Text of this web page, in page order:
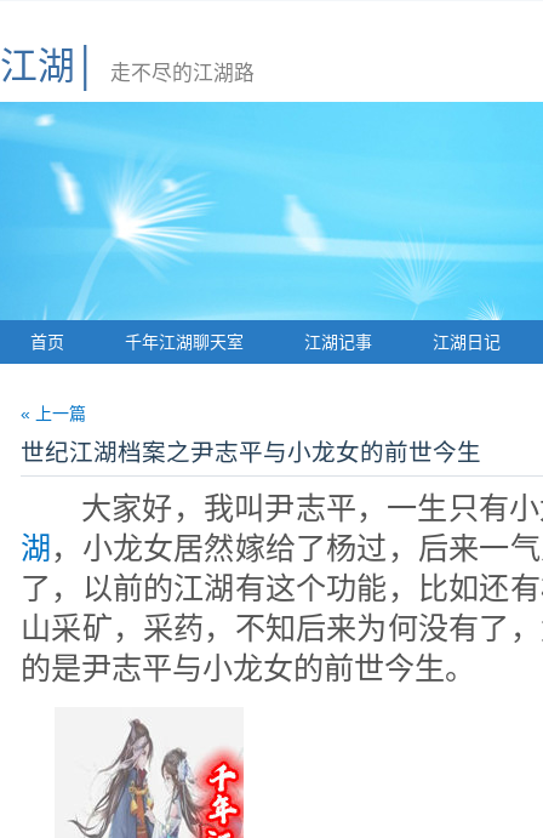
江湖│ 走不尽的江湖路
首页 千年江湖聊天室 江湖记事 江湖日记
« 上一篇
世纪江湖档案之尹志平与小龙女的前世今生
大家好，我叫尹志平，一生只有
湖 ，小龙女居然嫁给了杨过，后来一
了，以前的江湖有这个功能，比如还
山采矿，采药，不知后来为何没有了
的是尹志平与小龙女的前世今生。